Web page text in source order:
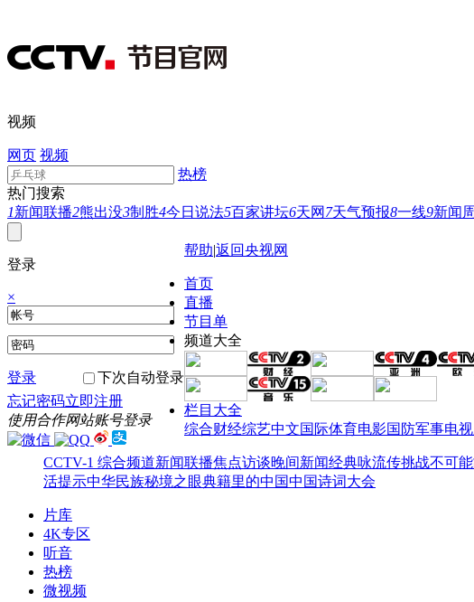
视频
网页 视频
热榜
热门搜索
1新闻联播2熊出没3制胜4今日说法5百家讲坛6天网 7天气预报8一线9新闻
登录
×
登录
下次自动登录
忘记密码立即注册
使用合作网站账号登录
帮助|返回央视网
首页
直播
节目单
频道大全
栏目大全
综合财经综艺中文国际体育电影国防军事电
CCTV-1 综合频道新闻联播焦点访谈晚间新闻经典咏流传挑战不可能
活提示中华民族秘境之眼典籍里的中国中国诗词大会
片库
4K专区
听音
热榜
微视频